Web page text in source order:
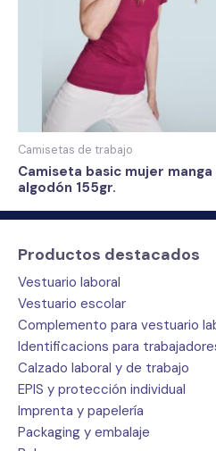
Camisetas de trabajo
Camiseta basic mujer
algodón 155gr.
Productos destacados
Vestuario laboral
Vestuario escolar
Complemento para vestuario
Identificacions para
Calzado laboral y de trabajo
EPIS y protección individual
Imprenta y papelería
Packaging y embalaje